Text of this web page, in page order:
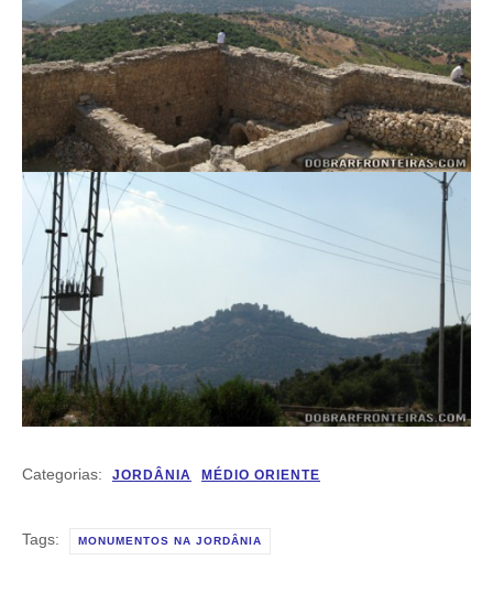
Categorias: JORDÂNIA MÉDIO ORIENTE
Tags: MONUMENTOS NA JORDÂNIA